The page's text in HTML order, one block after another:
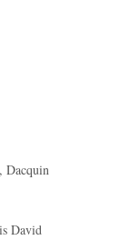
Dacquin
David